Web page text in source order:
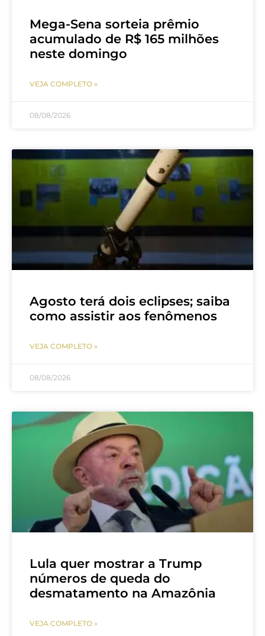
Mega-Sena sorteia prêmio
acumulado de R$ 165 milhões
neste domingo
VEJA COMPLETO »
08/08/2026
Agosto terá dois eclipses; saiba
como assistir aos fenômenos
VEJA COMPLETO »
08/08/2026
Lula quer mostrar a Trump
números de queda do
desmatamento na Amazônia
VEJA COMPLETO »